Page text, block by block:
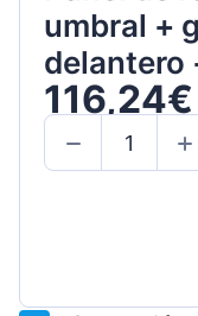
umbral +
delantero
trasero /
116,24€